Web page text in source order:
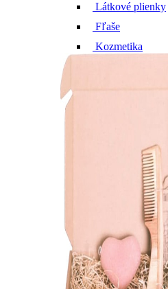
Látkové plienky
Fľaše
Kozmetika